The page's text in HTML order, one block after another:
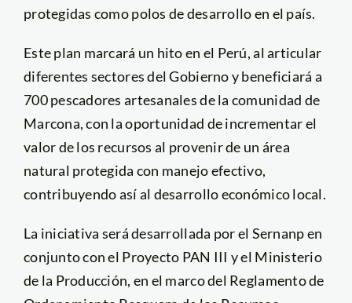
protegidas como polos de desarrollo en el país.
Este plan marcará un hito en el Perú, al articular
diferentes sectores del Gobierno y beneficiará a
700 pescadores artesanales de la comunidad de
Marcona, con la oportunidad de incrementar el
valor de los recursos al provenir de un área
natural protegida con manejo efectivo,
contribuyendo así al desarrollo económico local.
La iniciativa será desarrollada por el Sernanp en
conjunto con el Proyecto PAN III y el Ministerio
de la Producción, en el marco del Reglamento de